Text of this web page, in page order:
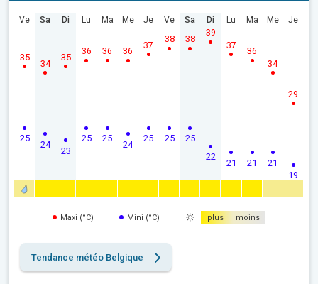
Ve
25
35
Sa
24
34
Di
23
35
Lu
25
36
Ma
25
36
Me
24
36
Je
25
37
Ve
25
38
Sa
25
38
Di
22
39
Lu
21
37
Ma
21
36
Me
21
34
Je
19
29
Maxi (°C) Mini (°C) plus moins
Tendance météo Belgique